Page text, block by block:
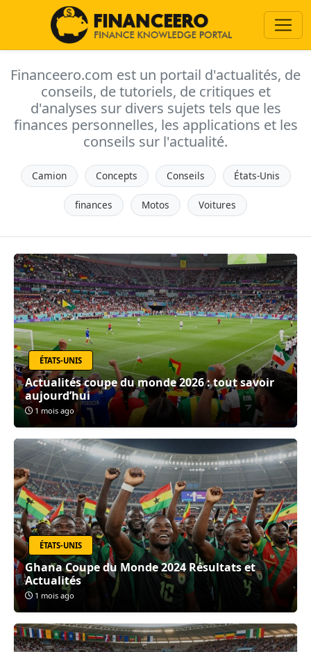
Financeero.com est un portail d'actualités, de
conseils, de tutoriels, de critiques et
d'analyses sur divers sujets tels que les
finances personnelles, les applications et les
conseils sur l'actualité.
Camion Concepts Conseils États-Unis
finances Motos Voitures
ÉTATS-UNIS
Actualités coupe du monde 2026 : tout savoir
aujourd’hui
1 mois ago
ÉTATS-UNIS
Ghana Coupe du Monde 2024 Résultats et
Actualités
1 mois ago